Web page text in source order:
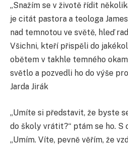
„Snažím se v životě řídit
je citát pastora a teologa
nad temnotou ve světě, hleď
Všichni, kteří přispěli do
obětem v takhle temného
světlo a pozvedli ho do výše
Jarda Jirák
„Umíte si představit, že byste
do školy vrátit?“ ptám se ho. S
„Umím. Víte, pevně věřím, že